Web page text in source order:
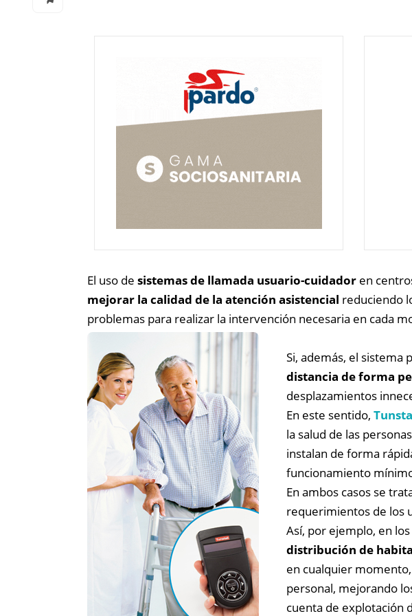
El uso de sistemas de llamada usuario-cuidador en
mejorar la calidad de la atención asistencial reduciendo
problemas para realizar la intervención necesaria en cada
Si, además, el sistema
distancia de forma
desplazamientos
En este sentido,
la salud de las
instalan de forma
funcionamiento
En ambos casos se
requerimientos de los
Así, por ejemplo, en
distribución de
en cualquier
personal, mejorando
cuenta de explotación